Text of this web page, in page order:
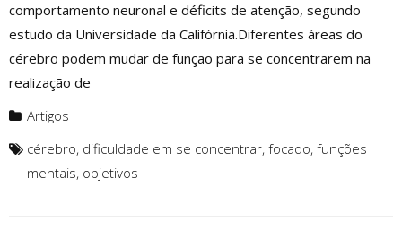
comportamento neuronal e déficits de atenção, segundo
estudo da Universidade da Califórnia.Diferentes áreas do
cérebro podem mudar de função para se concentrarem na
realização de
Artigos
cérebro, dificuldade em se concentrar, focado, funções
mentais, objetivos